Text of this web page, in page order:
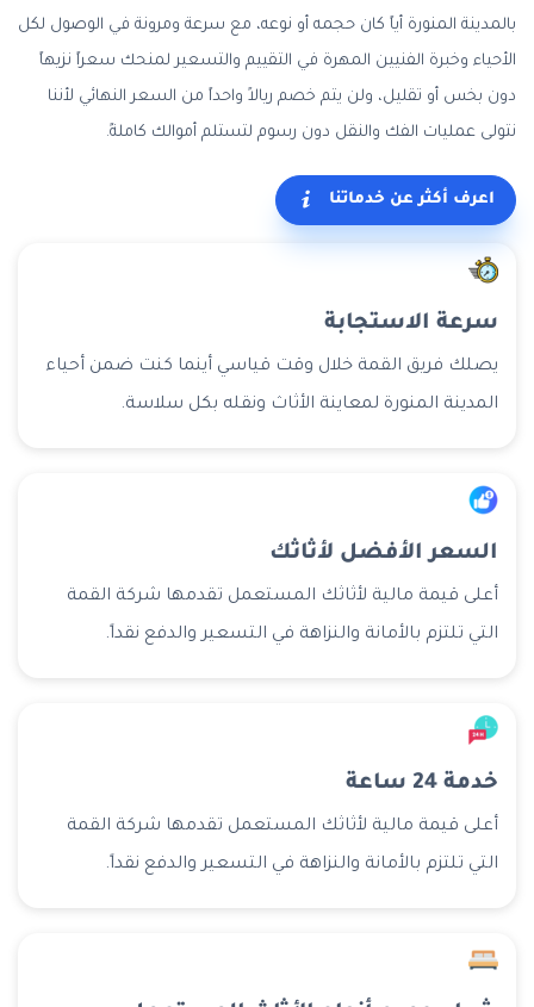
بالمدينة المنورة أياً كان حجمه أو نوعه، مع سرعة ومرونة في الوصول لكل
الأحياء وخبرة الفنيين المهرة في التقييم والتسعير لمنحك سعراً نزيهاً
دون بخس أو تقليل، ولن يتم خصم ريالاً واحداً من السعر النهائي لأننا
نتولى عمليات الفك والنقل دون رسوم لتستلم أموالك كاملةً.
اعرف أكثر عن خدماتنا
سرعة الاستجابة
يصلك فريق القمة خلال وقت قياسي أينما كنت ضمن أحياء
المدينة المنورة لمعاينة الأثاث ونقله بكل سلاسة.
السعر الأفضل لأثاثك
أعلى قيمة مالية لأثاثك المستعمل تقدمها شركة القمة
التي تلتزم بالأمانة والنزاهة في التسعير والدفع نقداً.
خدمة 24 ساعة
أعلى قيمة مالية لأثاثك المستعمل تقدمها شركة القمة
التي تلتزم بالأمانة والنزاهة في التسعير والدفع نقداً.